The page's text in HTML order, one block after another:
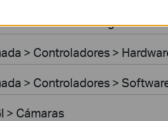
> Routers > Integrated
> Controladores >
> Controladores >
> Cámaras